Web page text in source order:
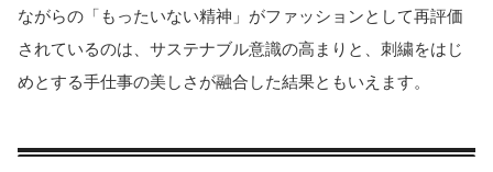
ながらの「もったいない精神」がファッションとして再評価
されているのは、サステナブル意識の高まりと、刺繍をはじ
めとする手仕事の美しさが融合した結果ともいえます。